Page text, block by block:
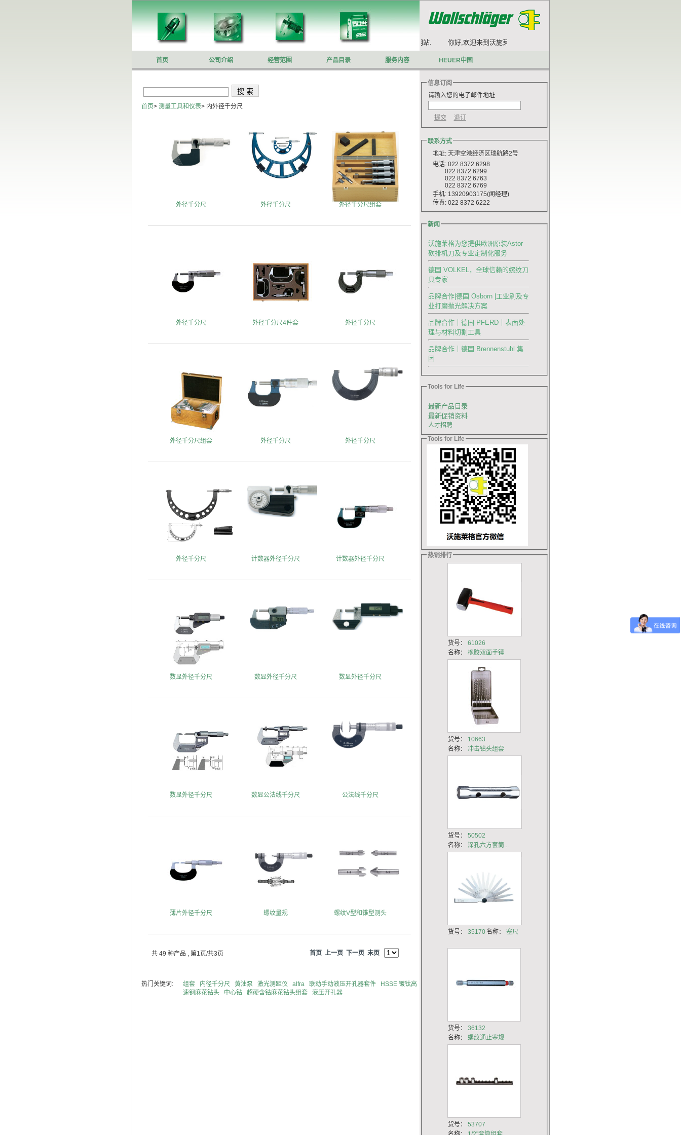
你好,欢迎来到沃施莱格网站. 你好,欢迎来到沃施莱格网站.
首页 公司介绍 经营范围 产品目录 服务内容 HEUER中国
首页> 测量工具和仪表> 内外径千分尺
外径千分尺 外径千分尺 外径千分尺组套
外径千分尺 外径千分尺4件套 外径千分尺
外径千分尺组套 外径千分尺 外径千分尺
外径千分尺 计数器外径千分尺 计数器外径千分尺
数显外径千分尺 数显外径千分尺 数显外径千分尺
数显外径千分尺 数显公法线千分尺 公法线千分尺
薄片外径千分尺 螺纹量规 螺纹V型和锥型测头
共 49 种产品 , 第1页/共3页 首页 上一页 下一页 末页
热门关键词: 组套 内径千分尺 黄油泵 激光测距仪 alfra 联动手动液压开孔器套件
HSSE 镀钛高
速钢麻花钻头
中心钻 超硬含钴麻花钻头组套 液压开孔器
信息订阅
请输入您的电子邮件地址:
联系方式
地址: 天津空港经济区瑞航路2号
电话: 022 8372 6298
022 8372 6299
022 8372 6763
022 8372 6769
手机: 13920903175(闻经理)
传真: 022 8372 6222
新闻
沃施莱格为您提供欧洲原装Astor
砍排机刀及专业定制化服务
德国 VOLKEL，全球信赖的螺纹刀
具专家
品牌合作|德国 Osborn |工业刷及专
业打磨抛光解决方案
品牌合作｜德国 PFERD｜表面处
理与材料切割工具
品牌合作｜德国 Brennenstuhl 集
团
Tools for Life
最新产品目录
最新促销资料
人才招聘
Tools for Life
热销排行
货号： 61026
名称： 橡胶双面手锤
货号：
10663
名称：
冲击钻头组套
货号： 50502
名称： 深孔六方套筒...
货号： 35170名称： 塞尺
货号： 36132
名称：
螺纹通止塞规
货号： 53707